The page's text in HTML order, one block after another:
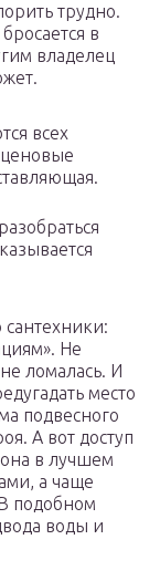
трудно.
в
владелец
всех
Не
ломалась. И
место
подвесного
А вот доступ
в лучшем
а чаще
подобном
воды и